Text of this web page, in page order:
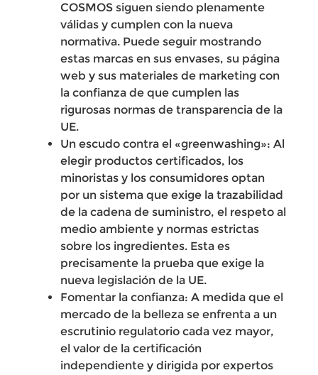
COSMOS siguen siendo plenamente
válidas y cumplen con la nueva
normativa. Puede seguir mostrando
estas marcas en sus envases, su página
web y sus materiales de marketing con
la confianza de que cumplen las
rigurosas normas de transparencia de la
UE.
Un escudo contra el «greenwashing»: Al
elegir productos certificados, los
minoristas y los consumidores optan
por un sistema que exige la trazabilidad
de la cadena de suministro, el respeto al
medio ambiente y normas estrictas
sobre los ingredientes. Esta es
precisamente la prueba que exige la
nueva legislación de la UE.
Fomentar la confianza: A medida que el
mercado de la belleza se enfrenta a un
escrutinio regulatorio cada vez mayor,
el valor de la certificación
independiente y dirigida por expertos